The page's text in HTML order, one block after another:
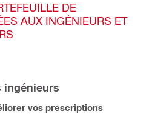
DE
AUX INGÉNIEURS ET
ingénieurs
vos prescriptions